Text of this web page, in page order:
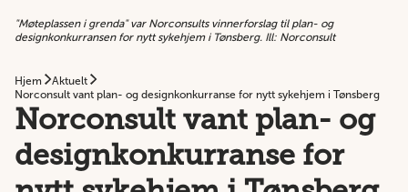
"Møteplassen i grenda" var Norconsults vinnerforslag til plan- og
designkonkurransen for nytt sykehjem i Tønsberg. Ill: Norconsult
Hjem
Aktuelt
Norconsult vant plan- og designkonkurranse for nytt sykehjem i Tønsberg
Norconsult vant plan- og
designkonkurranse for